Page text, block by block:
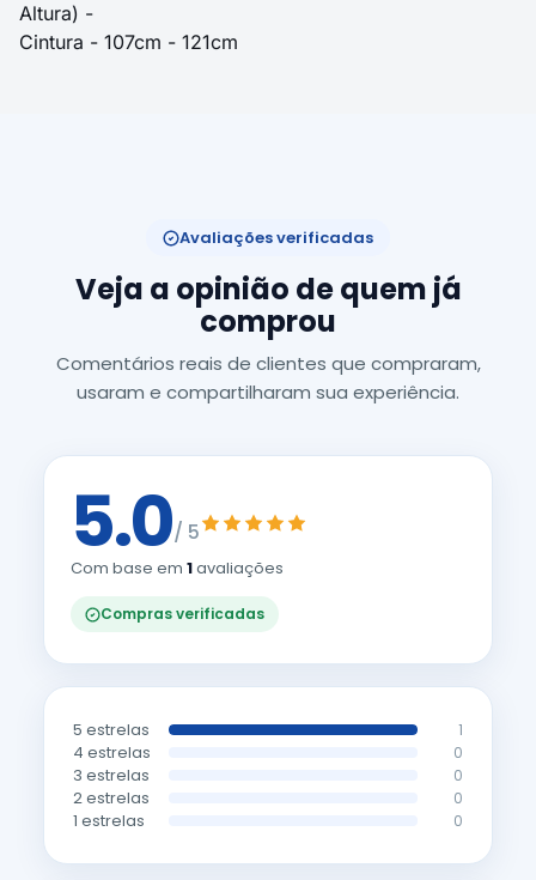
Altura) -
Cintura - 107cm - 121cm
Avaliações verificadas
Veja a opinião de quem já
comprou
Comentários reais de clientes que compraram,
usaram e compartilharam sua experiência.
5.0/ 5
Com base em 1avaliações
Compras verificadas
5 estrelas 1
4 estrelas 0
3 estrelas 0
2 estrelas 0
1 estrelas 0